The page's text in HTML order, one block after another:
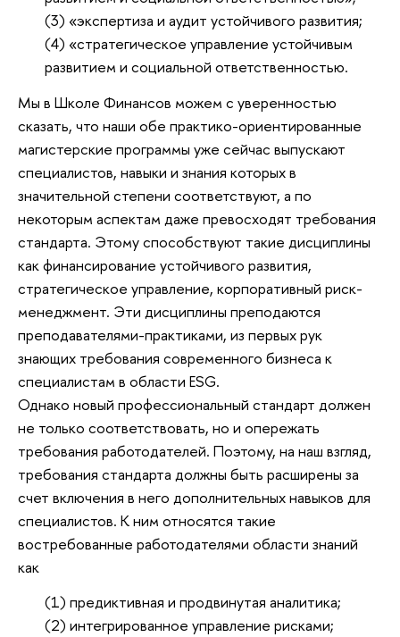
(3) «экспертиза и аудит устойчивого развития;
(4) «стратегическое управление устойчивым
развитием и социальной ответственностью.
Мы в Школе Финансов можем с уверенностью
сказать, что наши обе практико-ориентированные
магистерские программы уже сейчас выпускают
специалистов, навыки и знания которых в
значительной степени соответствуют, а по
некоторым аспектам даже превосходят требования
стандарта. Этому способствуют такие дисциплины
как финансирование устойчивого развития,
стратегическое управление, корпоративный риск-
менеджмент. Эти дисциплины преподаются
преподавателями-практиками, из первых рук
знающих требования современного бизнеса к
специалистам в области ESG.
Однако новый профессиональный стандарт должен
не только соответствовать, но и опережать
требования работодателей. Поэтому, на наш взгляд,
требования стандарта должны быть расширены за
счет включения в него дополнительных навыков для
специалистов. К ним относятся такие
востребованные работодателями области знаний
как
(1) предиктивная и продвинутая аналитика;
(2) интегрированное управление рисками;